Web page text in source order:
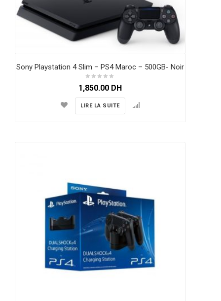
Sony Playstation 4 Slim – PS4 Maroc – 500GB- Noir
1,850.00 DH
LIRE LA SUITE